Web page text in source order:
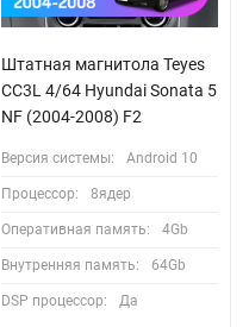
Штатная магнитола Teyes
CC3L 4/64 Hyundai Sonata 5
NF (2004-2008) F2
Версия системы: Android 10
Процессор: 8ядер
Оперативная память: 4Gb
Внутренняя память: 64Gb
DSP процессор: Да